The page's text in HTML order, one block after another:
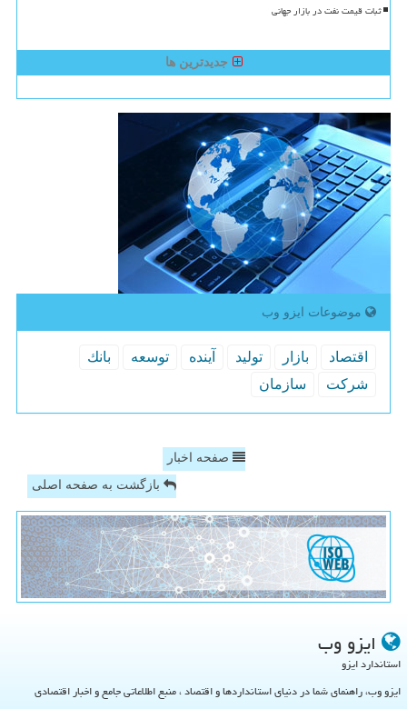
ثبات قیمت نفت در بازار جهانی
جدیدترین ها
موضوعات ایزو وب
اقتصاد بازار تولید آینده توسعه
بانك
شركت
سازمان
صفحه اخبار
بازگشت به صفحه اصلی
ایزو وب
استاندارد ایزو
ایزو وب، راهنمای شما در دنیای استانداردها و اقتصاد ، منبع اطلاعاتی جامع و اخبار اقتصادی